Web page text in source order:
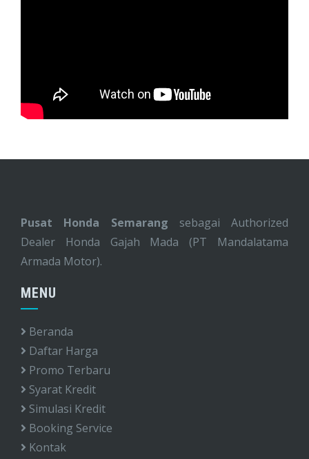
Pusat Honda Semarang sebagai Authorized
Dealer Honda Gajah Mada (PT Mandalatama
Armada Motor).
MENU
Beranda
Daftar Harga
Promo Terbaru
Syarat Kredit
Simulasi Kredit
Booking Service
Kontak